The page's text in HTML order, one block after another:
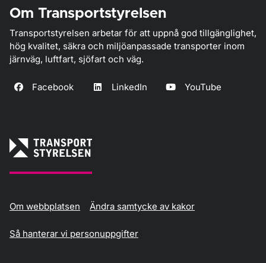
Om Transportstyrelsen
Transportstyrelsen arbetar för att uppnå god tillgänglighet,
hög kvalitet, säkra och miljöanpassade transporter inom
järnväg, luftfart, sjöfart och väg.
Facebook LinkedIn YouTube
Om webbplatsen Ändra samtycke av kakor
Så hanterar vi personuppgifter